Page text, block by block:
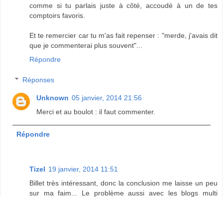
comme si tu parlais juste à côté, accoudé à un de tes
comptoirs favoris.
Et te remercier car tu m'as fait repenser : "merde, j'avais dit
que je commenterai plus souvent"...
Répondre
Réponses
Unknown 05 janvier, 2014 21:56
Merci et au boulot : il faut commenter.
Répondre
Tizel 19 janvier, 2014 11:51
Billet très intéressant, donc la conclusion me laisse un peu
sur ma faim... Le problème aussi avec les blogs multi